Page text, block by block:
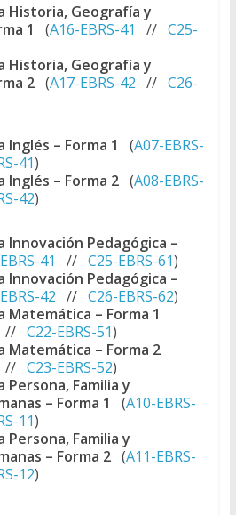
Historia, Geografía y
1
(A16-EBRS-41 // C25-
Historia, Geografía y
2 (A17-EBRS-42 // C26-
Inglés – Forma 1 (A07-EBRS-
41)
Inglés – Forma 2 (A08-EBRS-
42)
Innovación Pedagógica –
41 // C25-EBRS-61)
Innovación Pedagógica –
42 // C26-EBRS-62)
Matemática – Forma 1
// C22-EBRS-51)
Matemática – Forma 2
// C23-EBRS-52)
Persona, Familia y
– Forma 1
(A10-EBRS-
11)
Persona, Familia y
– Forma 2 (A11-EBRS-
12)